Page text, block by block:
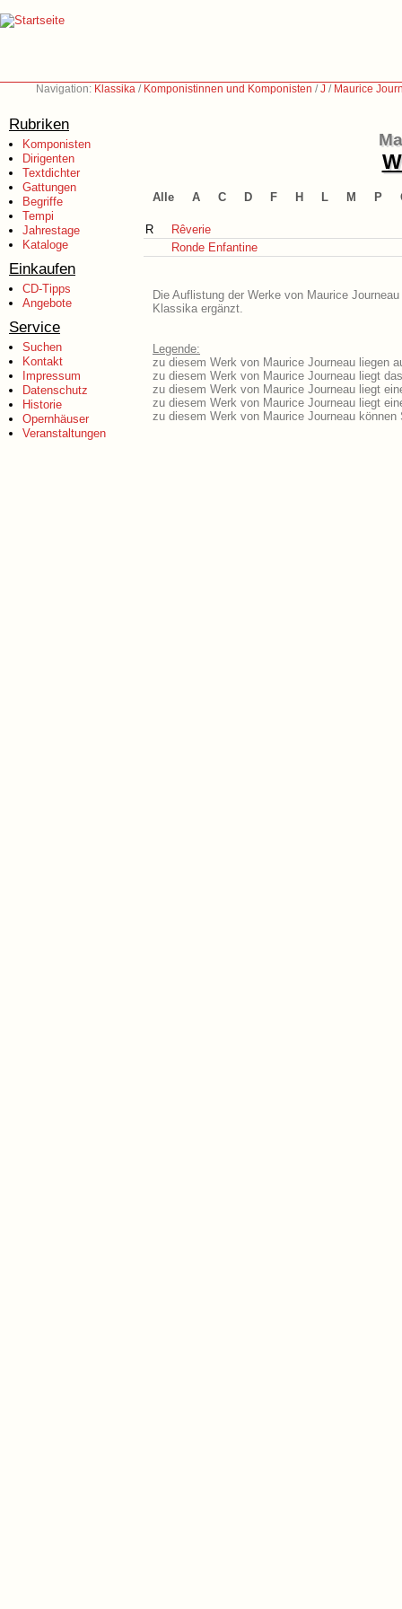
Navigation: Klassika / Komponistinnen und Komponisten /J / Maurice
Rubriken
Komponisten
Dirigenten
Textdichter
Gattungen
Begriffe
Tempi
Jahrestage
Kataloge
Einkaufen
CD-Tipps
Angebote
Service
Suchen
Kontakt
Impressum
Datenschutz
Historie
Opernhäuser
Veranstaltungen
Alle A C D F H L M P
R
Rêverie
Ronde Enfantine
Die Auflistung der Werke von Maurice
Klassika ergänzt.
Legende:
zu diesem Werk von Maurice Journeau liegen
zu diesem Werk von Maurice Journeau liegt
zu diesem Werk von Maurice Journeau liegt
zu diesem Werk von Maurice Journeau liegt
zu diesem Werk von Maurice Journeau können